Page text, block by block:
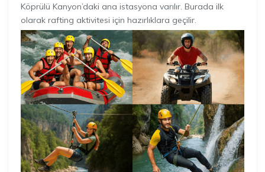
Köprülü Kanyon’daki ana istasyona varılır. Burada ilk
olarak rafting aktivitesi için hazırlıklara geçilir.